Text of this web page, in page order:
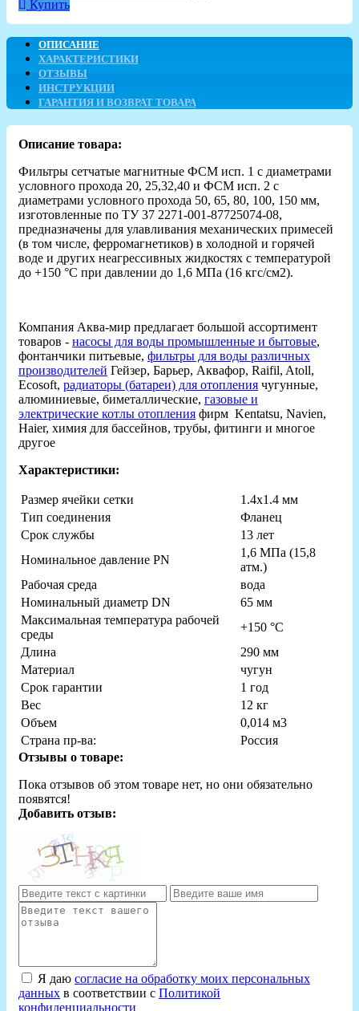
Купить
ОПИСАНИЕ
ХАРАКТЕРИСТИКИ
ОТЗЫВЫ
ИНСТРУКЦИИ
ГАРАНТИЯ И ВОЗВРАТ ТОВАРА
Описание товара:
Фильтры сетчатые магнитные ФСМ исп. 1 с диаметрами
условного прохода 20, 25,32,40 и ФСМ исп. 2 с
диаметрами условного прохода 50, 65, 80, 100, 150 мм,
изготовленные по ТУ 37 2271-001-87725074-08,
предназначены для улавливания механических примесей
(в том числе, ферромагнетиков) в холодной и горячей
воде и других неагрессивных жидкостях с температурой
до +150 °С при давлении до 1,6 МПа (16 кгс/см2).
Компания Аква-мир предлагает большой ассортимент
товаров - насосы для воды промышленные и бытовые,
фонтанчики питьевые, фильтры для воды различных
производителей Гейзер, Барьер, Аквафор, Raifil, Atoll,
Ecosoft, радиаторы (батареи) для отопления чугунные,
алюминиевые, биметаллические, газовые и
электрические котлы отопления фирм Kentatsu, Navien,
Haier, химия для бассейнов, трубы, фитинги и многое
другое
Характеристики:
Размер ячейки сетки
1.4х1.4 мм
Тип соединения
Фланец
Срок службы
13 лет
Номинальное давление PN
1,6 МПа (15,8
атм.)
Рабочая среда
вода
Номинальный диаметр DN
65 мм
Максимальная температура рабочей
среды
+150 °C
Длина
290 мм
Материал
чугун
Срок гарантии
1 год
Вес
12 кг
Объем
0,014 м3
Страна пр-ва:
Россия
Отзывы о товаре:
Пока отзывов об этом товаре нет, но они обязательно
появятся!
Добавить отзыв:
Я даю согласие на обработку моих персональных
данных в соответствии с Политикой
конфиденциальности